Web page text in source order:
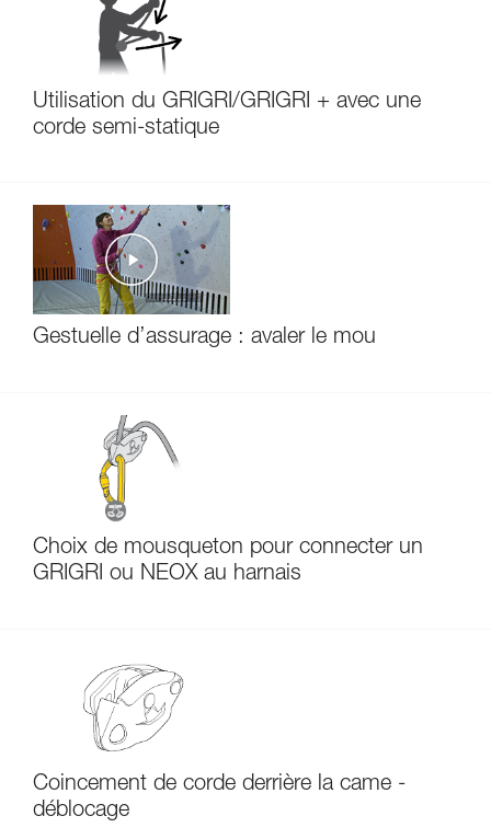
Utilisation du GRIGRI/GRIGRI + avec une
corde semi-statique
Gestuelle d’assurage : avaler le mou
Choix de mousqueton pour connecter un
GRIGRI ou NEOX au harnais
Coincement de corde derrière la came -
déblocage